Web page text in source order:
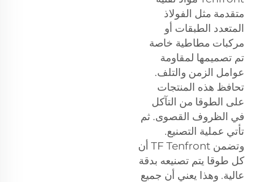
متقدمة مثل الفولاذ
المتعدد الطبقات أو
مركبات مطاطية خاصة
تم تصميمها لمقاومة
عوامل الزمن والتلف.
تحافظ هذه المنتجات
على الطوقا من التآكل
في الظروف القصوى. ثم
تأتي عملية التصنيع.
وتضمن TF Tenfront أن
كل طوقا يتم تصنيعه بدقة
عالية. وهذا يعني أن جميع